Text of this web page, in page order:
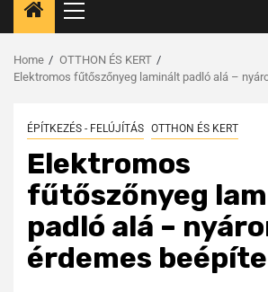
Home
OTTHON ÉS KERT
Elektromos fűtőszőnyeg laminált padló alá –
ÉPÍTKEZÉS - FELÚJÍTÁS OTTHON ÉS KERT
Elektromos
fűtőszőnyeg
padló alá –
érdemes